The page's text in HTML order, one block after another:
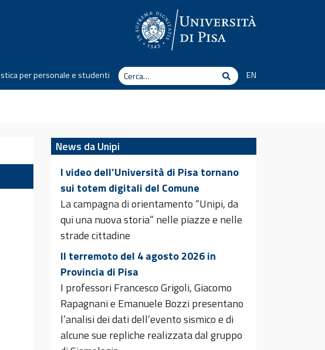
per personale e studenti
Cerca
CercaEN
News da Unipi
I video dell’Università di Pisa tornano
sui totem digitali del Comune
La campagna di orientamento “Unipi, da
qui una nuova storia” nelle piazze e nelle
strade cittadine
Il terremoto del 4 agosto 2026 in
Provincia di Pisa
I professori Francesco Grigoli, Giacomo
Rapagnani e Emanuele Bozzi presentano
l’analisi dei dati dell’evento sismico e di
alcune sue repliche realizzata dal gruppo